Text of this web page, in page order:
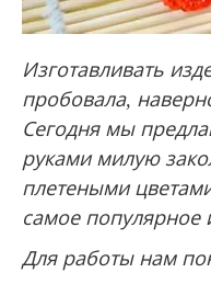
Изготавливать
пробовала,
Сегодня мы
руками милую
плетеными
самое популярное
Для работы нам